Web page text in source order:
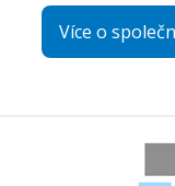
Více o